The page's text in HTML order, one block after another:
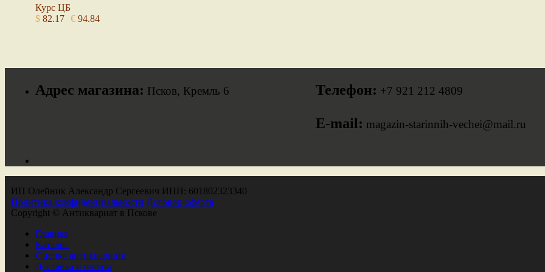
Курс ЦБ
$ 82.17 € 94.84
Адрес магазина: Псков, Кремль 6 Телефон: +7 921 212 4809
E-mail: magazin-starinnih-vechei@mail.ru
ИП Олейник Александр Сергеевич ИНН: 601802323340
Политика конфиденциальности Договор-оферта
Copyright © Антиквариат в Пскове
Главная
Каталог
Оценка антиквариата
Доставка и оплата